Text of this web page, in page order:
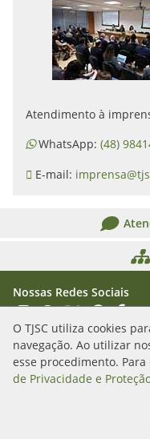
O TJSC utiliza cookies
navegação. Ao utilizar
esse procedimento.
de Privacidade e
Atendimento à
WhatsApp: (48)
E-mail:
Nossas Redes Sociais
Acessar Instagram
Acessar WhatsApp
Acessar X
Acessar
Rua Álvaro Millen da
Florianópolis/SC - CEP:
Segunda a sexta das